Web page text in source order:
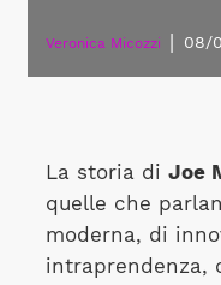
Veronica Micozzi 08/
La storia di Joe
quelle che
moderna, di
intraprendenza,